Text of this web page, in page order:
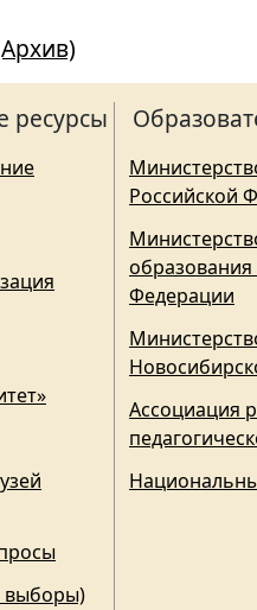
выборы)
Российской
образования
Федерации
Ассоциация